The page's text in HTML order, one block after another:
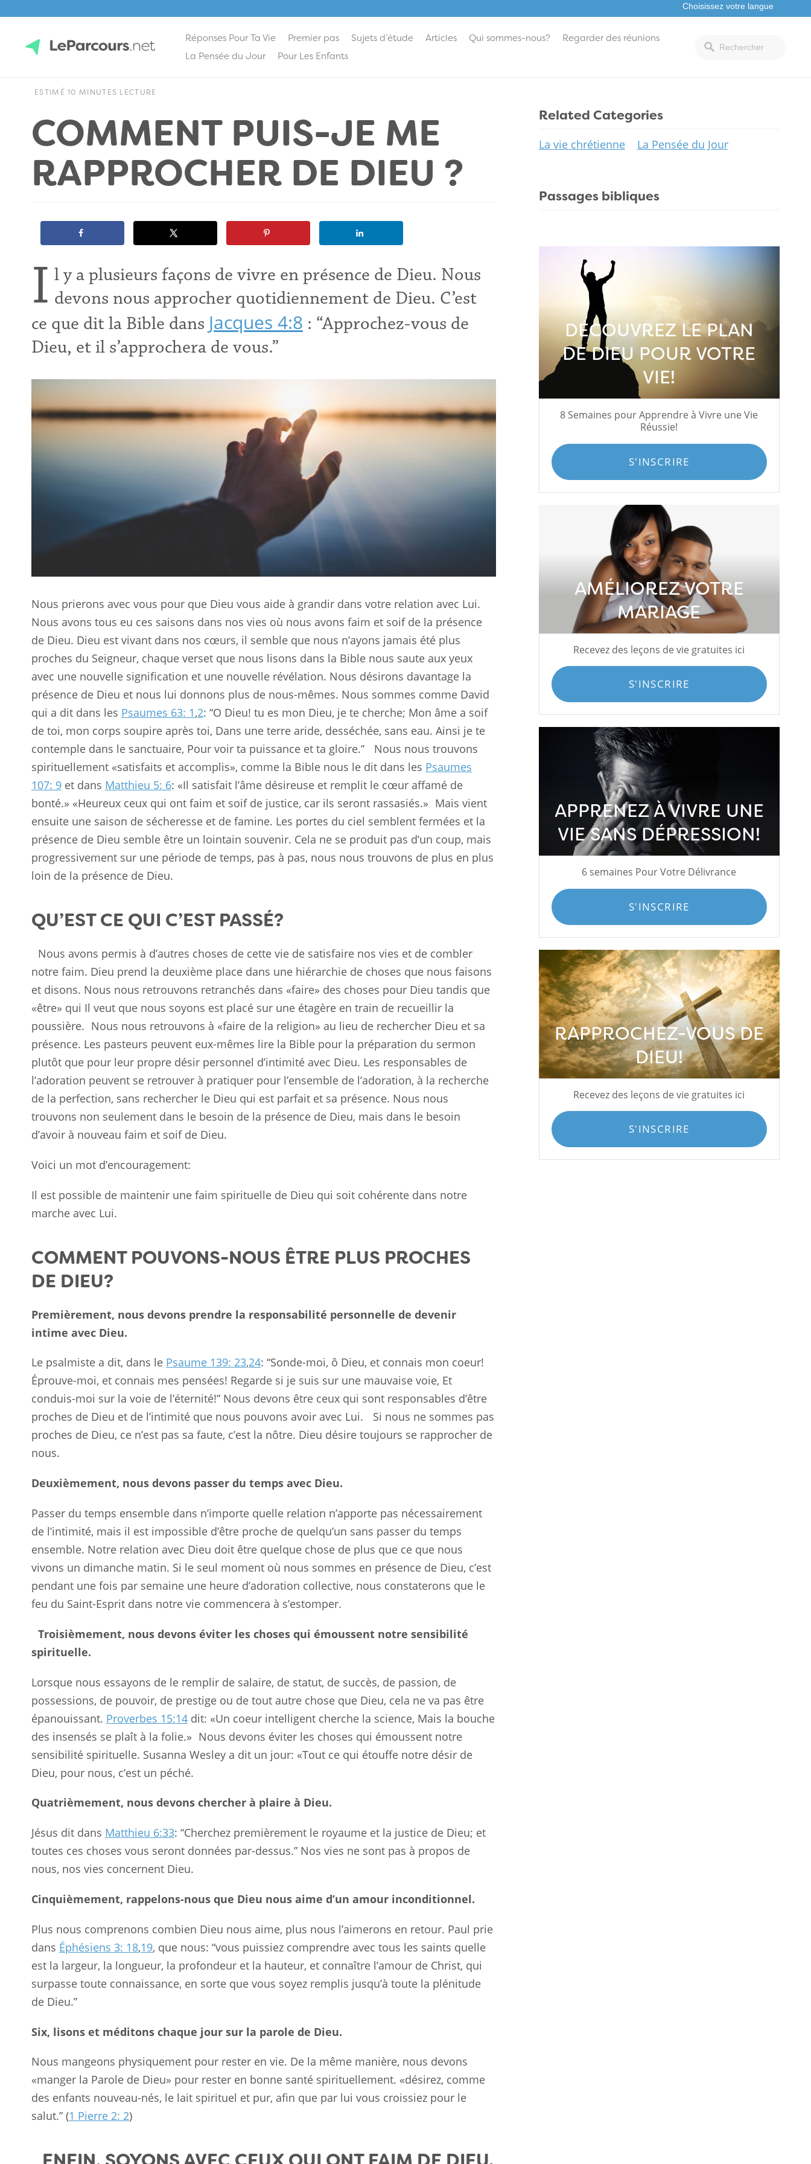
contentLeParcours.net
Réponses Pour Ta Vie Premier pas Sujets d’étude Articles Qui sommes-nous?
Regarder des réunions
La Pensée du Jour
Pour Les Enfants
ESTIMÉ 10 MINUTES LECTURE
COMMENT PUIS-JE ME
RAPPROCHER DE DIEU ?
I l y a plusieurs façons de vivre en présence de Dieu. Nous
devons nous approcher quotidiennement de Dieu. C’est
ce que dit la Bible dans Jacques 4:8 : “Approchez-vous de
Dieu, et il s’approchera de vous.”
Nous prierons avec vous pour que Dieu vous aide à grandir dans votre relation avec Lui.
Nous avons tous eu ces saisons dans nos vies où nous avons faim et soif de la présence
de Dieu. Dieu est vivant dans nos cœurs, il semble que nous n’ayons jamais été plus
proches du Seigneur, chaque verset que nous lisons dans la Bible nous saute aux yeux
avec une nouvelle signification et une nouvelle révélation. Nous désirons davantage la
présence de Dieu et nous lui donnons plus de nous-mêmes. Nous sommes comme David
qui a dit dans les Psaumes 63: 1,2: “O Dieu! tu es mon Dieu, je te cherche; Mon âme a soif
de toi, mon corps soupire après toi, Dans une terre aride, desséchée, sans eau. Ainsi je te
contemple dans le sanctuaire, Pour voir ta puissance et ta gloire.” Nous nous trouvons
spirituellement «satisfaits et accomplis», comme la Bible nous le dit dans les Psaumes
107: 9 et dans Matthieu 5: 6: «Il satisfait l’âme désireuse et remplit le cœur affamé de
bonté.» «Heureux ceux qui ont faim et soif de justice, car ils seront rassasiés.» Mais vient
ensuite une saison de sécheresse et de famine. Les portes du ciel semblent fermées et la
présence de Dieu semble être un lointain souvenir. Cela ne se produit pas d’un coup, mais
progressivement sur une période de temps, pas à pas, nous nous trouvons de plus en plus
loin de la présence de Dieu.
QU’EST CE QUI C’EST PASSÉ?
Nous avons permis à d’autres choses de cette vie de satisfaire nos vies et de combler
notre faim. Dieu prend la deuxième place dans une hiérarchie de choses que nous faisons
et disons. Nous nous retrouvons retranchés dans «faire» des choses pour Dieu tandis que
«être» qui Il veut que nous soyons est placé sur une étagère en train de recueillir la
poussière. Nous nous retrouvons à «faire de la religion» au lieu de rechercher Dieu et sa
présence. Les pasteurs peuvent eux-mêmes lire la Bible pour la préparation du sermon
plutôt que pour leur propre désir personnel d’intimité avec Dieu. Les responsables de
l’adoration peuvent se retrouver à pratiquer pour l’ensemble de l’adoration, à la recherche
de la perfection, sans rechercher le Dieu qui est parfait et sa présence. Nous nous
trouvons non seulement dans le besoin de la présence de Dieu, mais dans le besoin
d’avoir à nouveau faim et soif de Dieu.
Voici un mot d’encouragement:
Il est possible de maintenir une faim spirituelle de Dieu qui soit cohérente dans notre
marche avec Lui.
COMMENT POUVONS-NOUS ÊTRE PLUS PROCHES
DE DIEU?
Premièrement, nous devons prendre la responsabilité personnelle de devenir
intime avec Dieu.
Le psalmiste a dit, dans le Psaume 139: 23,24: “Sonde-moi, ô Dieu, et connais mon coeur!
Éprouve-moi, et connais mes pensées! Regarde si je suis sur une mauvaise voie, Et
conduis-moi sur la voie de l’éternité!” Nous devons être ceux qui sont responsables d’être
proches de Dieu et de l’intimité que nous pouvons avoir avec Lui. Si nous ne sommes pas
proches de Dieu, ce n’est pas sa faute, c’est la nôtre. Dieu désire toujours se rapprocher de
nous.
Deuxièmement, nous devons passer du temps avec Dieu.
Passer du temps ensemble dans n’importe quelle relation n’apporte pas nécessairement
de l’intimité, mais il est impossible d’être proche de quelqu’un sans passer du temps
ensemble. Notre relation avec Dieu doit être quelque chose de plus que ce que nous
vivons un dimanche matin. Si le seul moment où nous sommes en présence de Dieu, c’est
pendant une fois par semaine une heure d’adoration collective, nous constaterons que le
feu du Saint-Esprit dans notre vie commencera à s’estomper.
Troisièmement, nous devons éviter les choses qui émoussent notre sensibilité
spirituelle.
Lorsque nous essayons de le remplir de salaire, de statut, de succès, de passion, de
possessions, de pouvoir, de prestige ou de tout autre chose que Dieu, cela ne va pas être
épanouissant. Proverbes 15:14 dit: «Un coeur intelligent cherche la science, Mais la bouche
des insensés se plaît à la folie.» Nous devons éviter les choses qui émoussent notre
sensibilité spirituelle. Susanna Wesley a dit un jour: «Tout ce qui étouffe notre désir de
Dieu, pour nous, c’est un péché.
Quatrièmement, nous devons chercher à plaire à Dieu.
Jésus dit dans Matthieu 6:33: “Cherchez premièrement le royaume et la justice de Dieu; et
toutes ces choses vous seront données par-dessus.” Nos vies ne sont pas à propos de
nous, nos vies concernent Dieu.
Cinquièmement, rappelons-nous que Dieu nous aime d’un amour inconditionnel.
Plus nous comprenons combien Dieu nous aime, plus nous l’aimerons en retour. Paul prie
dans Éphésiens 3: 18,19, que nous: “vous puissiez comprendre avec tous les saints quelle
est la largeur, la longueur, la profondeur et la hauteur, et connaître l’amour de Christ, qui
surpasse toute connaissance, en sorte que vous soyez remplis jusqu’à toute la plénitude
de Dieu.”
Six, lisons et méditons chaque jour sur la parole de Dieu.
Nous mangeons physiquement pour rester en vie. De la même manière, nous devons
«manger la Parole de Dieu» pour rester en bonne santé spirituellement. «désirez, comme
des enfants nouveau-nés, le lait spirituel et pur, afin que par lui vous croissiez pour le
salut.” (1 Pierre 2: 2)
Related Categories
La vie chrétienne La Pensée du Jour
Passages bibliques
DÉCOUVREZ LE PLAN
DE DIEU POUR VOTRE
VIE!
8 Semaines pour Apprendre à Vivre une Vie
Réussie!
S'INSCRIRE
AMÉLIOREZ VOTRE
MARIAGE
Recevez des leçons de vie gratuites ici
S'INSCRIRE
APPRENEZ À VIVRE UNE
VIE SANS DÉPRESSION!
6 semaines Pour Votre Délivrance
S'INSCRIRE
RAPPROCHEZ-VOUS DE
DIEU!
Recevez des leçons de vie gratuites ici
S'INSCRIRE